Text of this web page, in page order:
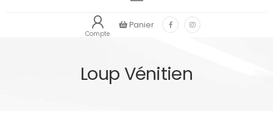
Compte
Panier
Loup Vénitien